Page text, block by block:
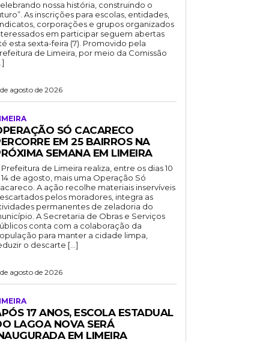
nossa história, construindo o
As inscrições para escolas, entidades,
corporações e grupos organizados
em participar seguem abertas
esta sexta-feira (7). Promovido pela
de Limeira, por meio da Comissão
agosto de 2026
SÓ CACARECO
EM 25 BAIRROS NA
SEMANA EM LIMEIRA
Prefeitura de Limeira realiza, entre os dias 10
14 de agosto, mais uma Operação Só
A ação recolhe materiais inservíveis
pelos moradores, integra as
permanentes de zeladoria do
A Secretaria de Obras e Serviços
conta com a colaboração da
para manter a cidade limpa,
o descarte […]
agosto de 2026
17 ANOS, ESCOLA ESTADUAL
LAGOA NOVA SERÁ
EM LIMEIRA